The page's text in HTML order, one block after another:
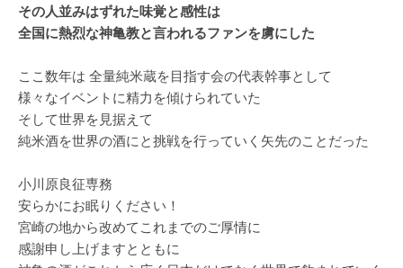
その人並みはずれた味覚と感性は
全国に熱烈な神亀教と言われるファンを虜にした
ここ数年は 全量純米蔵を目指す会の代表幹事として
様々なイベントに精力を傾けられていた
そして世界を見据えて
純米酒を世界の酒にと挑戦を行っていく矢先のことだった
小川原良征専務
安らかにお眠りください！
宮崎の地から改めてこれまでのご厚情に
感謝申し上げますとともに